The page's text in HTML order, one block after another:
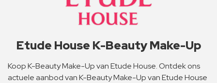
Etude House K-Beauty Make-Up
Koop K-Beauty Make-Up van Etude House. Ontdek ons
actuele aanbod van K-Beauty Make-Up van Etude House